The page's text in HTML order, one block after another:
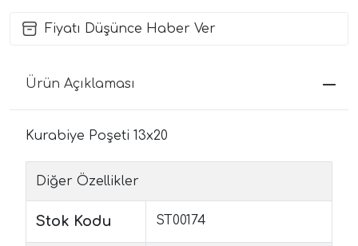
Fiyatı Düşünce Haber Ver
Ürün Açıklaması
Kurabiye Poşeti 13x20
Diğer Özellikler
Stok Kodu ST00174